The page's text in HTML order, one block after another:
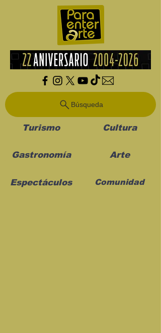
Búsqueda
Turismo Cultura
Gastronomía Arte
Espectáculos Comunidad